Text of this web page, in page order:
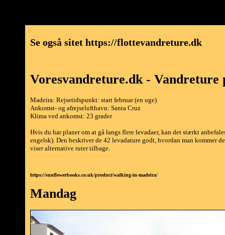
Se også sitet https://flottevandreture.dk
Voresvandreture.dk - Vandreture
Madeira: Rejsetidspunkt: start februar (en uge)
Ankomst- og afrejselufthavn: Santa Cruz
Klima ved ankomst: 23 grader
Hvis du har planer om at gå langs flere levadaer, kan det stærkt
engelsk). Den beskriver de 42 levadature godt, hvordan man kommer
viser alternative ruter tilbage.
https://sunflowerbooks.co.uk/product/walking-in-madeira/
Mandag